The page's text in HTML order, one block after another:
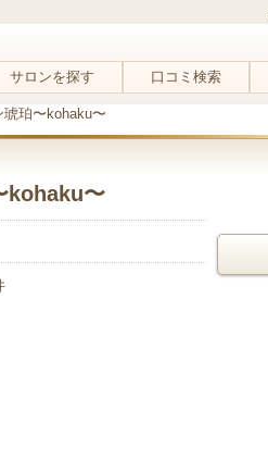
サロンを探す
口コミ検索
珀〜kohaku〜
kohaku〜